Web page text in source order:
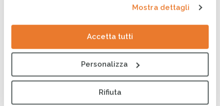
Mostra dettagli
Accetta tutti
Personalizza
Rifiuta
compromettere il futuro di
31 LUGLIO 2026
Venezuela: CESVI e
insieme per sostenere la
popolazione colpita